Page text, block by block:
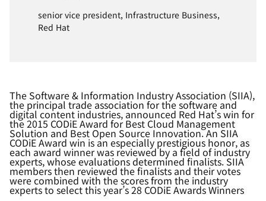
senior vice president, Infrastructure Business,
Red Hat
The Software & Information Industry Association (SIIA),
the principal trade association for the software and
digital content industries, announced Red Hat’s win for
the 2015 CODiE Award for Best Cloud Management
Solution and Best Open Source Innovation. An SIIA
CODiE Award win is an especially prestigious honor, as
each award winner was reviewed by a field of industry
experts, whose evaluations determined finalists. SIIA
members then reviewed the finalists and their votes
were combined with the scores from the industry
experts to select this year’s 28 CODiE Awards Winners